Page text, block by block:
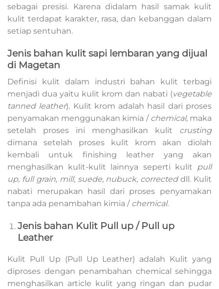
sebagai presisi. Karena didalam hasil samak kulit
kulit terdapat karakter, rasa, dan kebanggan dalam
setiap sentuhan.
Jenis bahan kulit sapi lembaran yang dijual
di Magetan
Definisi kulit dalam industri bahan kulit terbagi
menjadi dua yaitu kulit krom dan nabati (vegetable
tanned leather). Kulit krom adalah hasil dari proses
penyamakan menggunakan kimia / chemical, maka
setelah proses ini menghasilkan kulit crusting
dimana setelah proses kulit krom akan diolah
kembali untuk finishing leather yang akan
menghasilkan kulit-kulit lainnya seperti kulit
pull
up, full grain, mill, suede, nubuck, correcteddll. Kulit
nabati merupakan hasil dari proses penyamakan
tanpa ada penambahan kimia / chemical.
Jenis bahan Kulit Pull up / Pull up
Leather
Kulit Pull Up (Pull Up Leather) adalah Kulit yang
diproses dengan penambahan chemical sehingga
menghasilkan article kulit yang ringan dan pudar